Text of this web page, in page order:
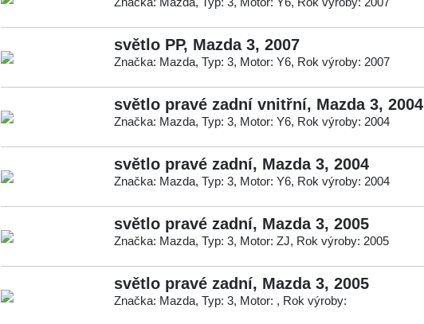
světlo PP, Mazda 3, 2007
Značka: Mazda, Typ: 3, Motor: Y6, Rok výroby: 2007
světlo pravé zadní vnitřní, Mazda 3, 2004
Značka: Mazda, Typ: 3, Motor: Y6, Rok výroby: 2004
světlo pravé zadní, Mazda 3, 2004
Značka: Mazda, Typ: 3, Motor: Y6, Rok výroby: 2004
světlo pravé zadní, Mazda 3, 2005
Značka: Mazda, Typ: 3, Motor: ZJ, Rok výroby: 2005
světlo pravé zadní, Mazda 3, 2005
Značka: Mazda, Typ: 3, Motor: , Rok výroby: